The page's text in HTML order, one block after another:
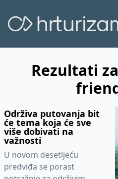
Rezultati
Održiva putovanja bit
će tema koja će sve
više dobivati na
važnosti
U novom desetljeću
predviđa se porast